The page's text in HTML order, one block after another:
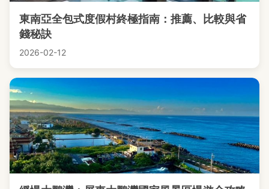
東南亞全包式度假村終極指南：推薦、比較與省
錢秘訣
2026-02-12